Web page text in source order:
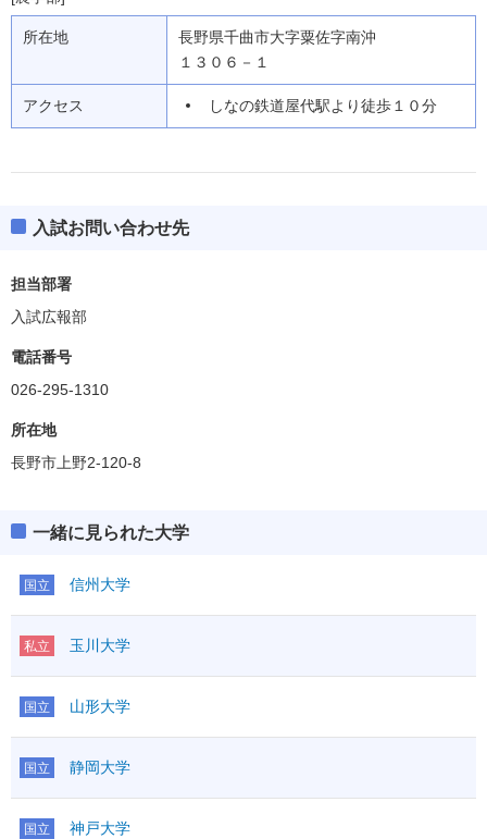
所在地
長野県千曲市大字粟佐字南沖
１３０６－１
アクセス しなの鉄道屋代駅より徒歩１０分
入試お問い合わせ先
担当部署
入試広報部
電話番号
026-295-1310
所在地
長野市上野2-120-8
一緒に見られた大学
国立 信州大学
私立 玉川大学
国立 山形大学
国立 静岡大学
国立 神戸大学